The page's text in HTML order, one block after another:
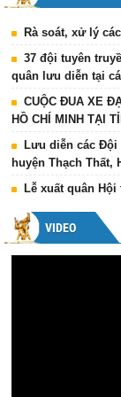
Rà soát, xử lý
37 đội tuyên
quân lưu diễn tại
CUỘC ĐUA XE
HỒ CHÍ MINH TẠI
Lưu diễn các Đội
huyện Thạch Thất,
Lễ xuất quân
VIDEO